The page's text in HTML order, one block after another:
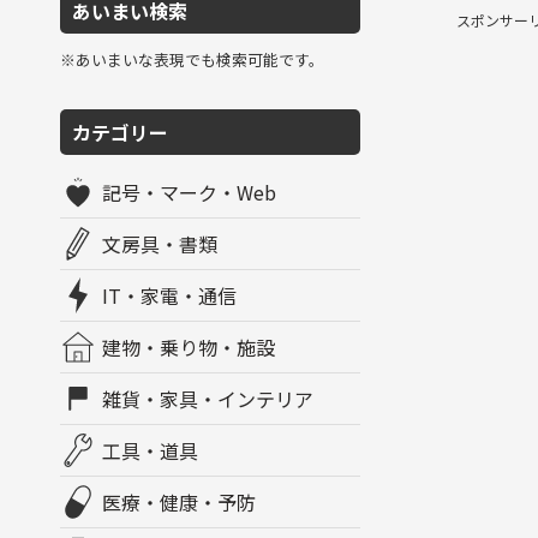
あいまい検索
※あいまいな表現でも検索可能です。
カテゴリー
記号・マーク・Web
文房具・書類
IT・家電・通信
建物・乗り物・施設
雑貨・家具・インテリア
工具・道具
医療・健康・予防
スポンサー